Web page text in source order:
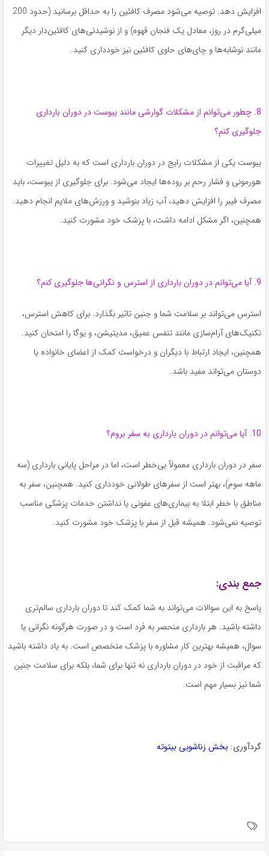
افزایش دهد. توصیه می‌شود مصرف کافئین را به حداقل برسانید (حدود 200
میلی‌گرم در روز، معادل یک فنجان قهوه) و از نوشیدنی‌های کافئین‌دار دیگر
مانند نوشابه‌ها و چای‌های حاوی کافئین نیز خودداری کنید.
8. چطور می‌توانم از مشکلات گوارشی مانند یبوست در دوران بارداری
جلوگیری کنم؟
یبوست یکی از مشکلات رایج در دوران بارداری است که به دلیل تغییرات
هورمونی و فشار رحم بر روده‌ها ایجاد می‌شود. برای جلوگیری از یبوست، باید
مصرف فیبر را افزایش دهید، آب زیاد بنوشید و ورزش‌های ملایم انجام دهید.
همچنین، اگر مشکل ادامه داشت، با پزشک خود مشورت کنید.
9. آیا می‌توانم در دوران بارداری از استرس و نگرانی‌ها جلوگیری کنم؟
استرس می‌تواند بر سلامت شما و جنین تاثیر بگذارد. برای کاهش استرس،
تکنیک‌های آرام‌سازی مانند تنفس عمیق، مدیتیشن، و یوگا را امتحان کنید.
همچنین، ایجاد ارتباط با دیگران و درخواست کمک از اعضای خانواده یا
دوستان می‌تواند مفید باشد.
10. آیا می‌توانم در دوران بارداری به سفر بروم؟
سفر در دوران بارداری معمولاً بی‌خطر است، اما در مراحل پایانی بارداری (سه
ماهه سوم)، بهتر است از سفرهای طولانی خودداری کنید. همچنین، سفر به
مناطق با خطر ابتلا به بیماری‌های عفونی یا نداشتن خدمات پزشکی مناسب
توصیه نمی‌شود. همیشه قبل از سفر با پزشک خود مشورت کنید.
جمع بندی:
پاسخ به این سوالات می‌تواند به شما کمک کند تا دوران بارداری سالم‌تری
داشته باشید. هر بارداری منحصر به فرد است و در صورت هرگونه نگرانی یا
سوال، همیشه بهترین کار مشاوره با پزشک متخصص است. به یاد داشته باشید
که مراقبت از خود در دوران بارداری نه تنها برای شما، بلکه برای سلامت جنین
شما نیز بسیار مهم است.
گردآوری: بخش زناشویی بیتوته